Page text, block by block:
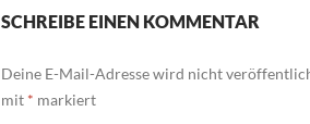
SCHREIBE EINEN KOMMENTAR
Deine E-Mail-Adresse wird nicht
mit * markiert